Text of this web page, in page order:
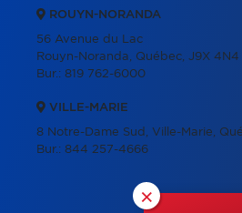
×
ROUYN-NORANDA
56 Avenue du Lac
Rouyn-Noranda, Québec, J9X 4N4
Bur.: 819 762-6000
VILLE-MARIE
8 Notre-Dame Sud, Ville-Marie,
Bur.: 844 257-4666